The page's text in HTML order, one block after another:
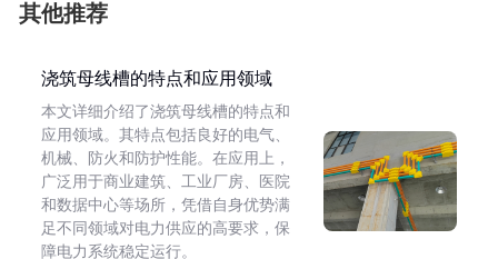
其他推荐
浇筑母线槽的特点和应用领域
本文详细介绍了浇筑母线槽的特点和
应用领域。其特点包括良好的电气、
机械、防火和防护性能。在应用上，
广泛用于商业建筑、工业厂房、医院
和数据中心等场所，凭借自身优势满
足不同领域对电力供应的高要求，保
障电力系统稳定运行。